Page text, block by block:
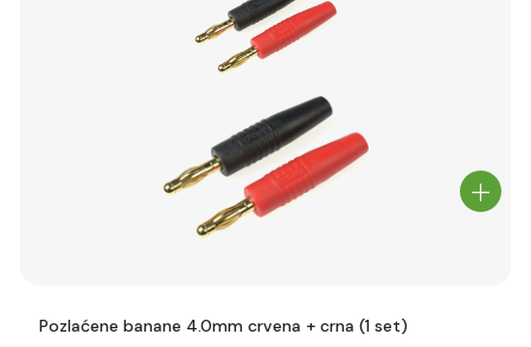
Pozlaćene banane 4.0mm crvena + crna (1 set)